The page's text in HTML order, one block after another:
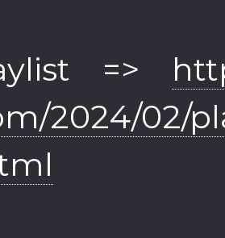
=>
2024/02/